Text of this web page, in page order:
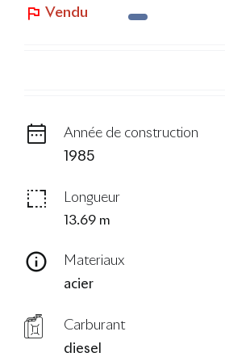
Vendu
Année de construction
1985
Longueur
13.69 m
Materiaux
acier
Carburant
diesel